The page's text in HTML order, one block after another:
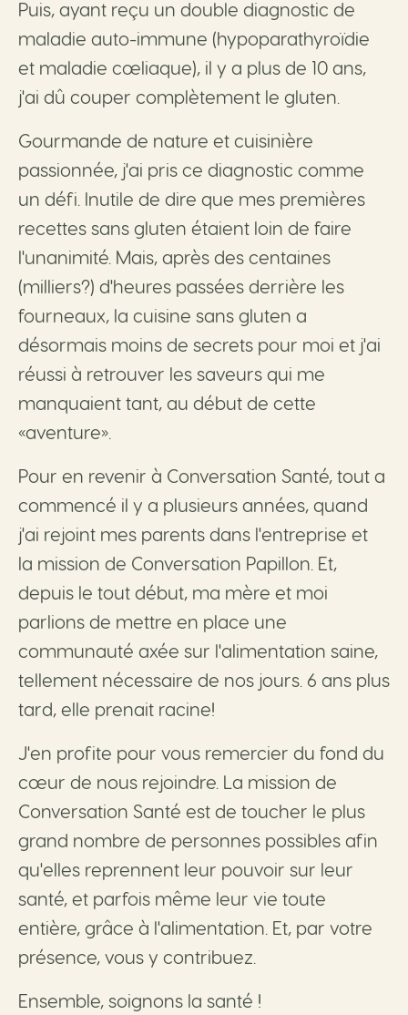
Puis, ayant reçu un double diagnostic de
maladie auto-immune (hypoparathyroïdie
et maladie cœliaque), il y a plus de 10 ans,
j'ai dû couper complètement le gluten.
Gourmande de nature et cuisinière
passionnée, j'ai pris ce diagnostic comme
un défi. Inutile de dire que mes premières
recettes sans gluten étaient loin de faire
l'unanimité. Mais, après des centaines
(milliers?) d'heures passées derrière les
fourneaux, la cuisine sans gluten a
désormais moins de secrets pour moi et j'ai
réussi à retrouver les saveurs qui me
manquaient tant, au début de cette
«aventure».
Pour en revenir à Conversation Santé, tout a
commencé il y a plusieurs années, quand
j'ai rejoint mes parents dans l'entreprise et
la mission de Conversation Papillon. Et,
depuis le tout début, ma mère et moi
parlions de mettre en place une
communauté axée sur l'alimentation saine,
tellement nécessaire de nos jours. 6 ans plus
tard, elle prenait racine!
J'en profite pour vous remercier du fond du
cœur de nous rejoindre. La mission de
Conversation Santé est de toucher le plus
grand nombre de personnes possibles afin
qu'elles reprennent leur pouvoir sur leur
santé, et parfois même leur vie toute
entière, grâce à l'alimentation. Et, par votre
présence, vous y contribuez.
Ensemble, soignons la santé !